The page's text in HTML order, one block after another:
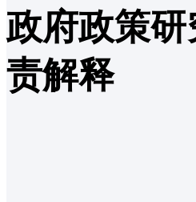
政府政策研
责解释